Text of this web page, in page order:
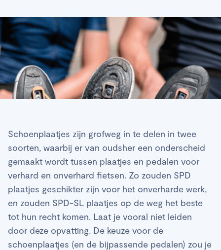
Schoenplaatjes zijn grofweg in te delen in twee
soorten, waarbij er van oudsher een onderscheid
gemaakt wordt tussen plaatjes en pedalen voor
verhard en onverhard fietsen. Zo zouden SPD
plaatjes geschikter zijn voor het onverharde werk,
en zouden SPD-SL plaatjes op de weg het beste
tot hun recht komen. Laat je vooral niet leiden
door deze opvatting. De keuze voor de
schoenplaatjes (en de bijpassende pedalen) zou je